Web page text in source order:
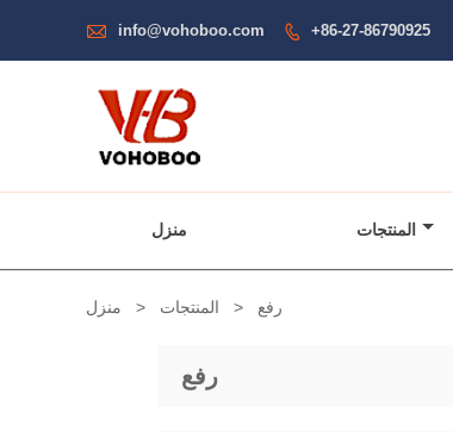
 info@vohoboo.com  +86-27-86790925
منزل المنتجات
منزل > المنتجات > رفع
رفع